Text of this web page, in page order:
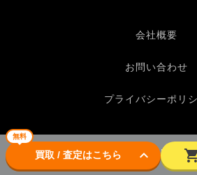
無料
買取 / 査定はこちら keyboard_arrow_down
会社概要
お問い合わせ
プライバシーポリ
© UP GARAGE GROUP